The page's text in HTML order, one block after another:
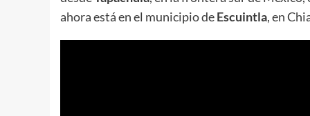
ahora está en el municipio deEscuintla, en